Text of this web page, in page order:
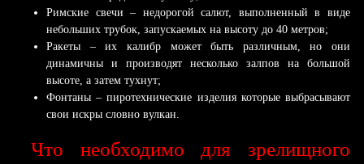
Римские свечи – недорогой салют, выполненный в виде
небольших трубок, запускаемых на высоту до 40 метров;
Ракеты – их калибр может быть различным, но они
динамичны и производят несколько залпов на большой
высоте, а затем тухнут;
Фонтаны – пиротехнические изделия которые выбрасывают
свои искры словно вулкан.
Что необходимо для зрелищного